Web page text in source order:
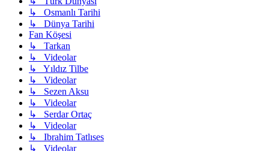
↳ Osmanlı Tarihi
↳ Dünya Tarihi
Fan Köşesi
↳ Tarkan
↳ Videolar
↳ Yıldız Tilbe
↳ Videolar
↳ Sezen Aksu
↳ Videolar
↳ Serdar Ortaç
↳ Videolar
↳ Ibrahim Tatlıses
↳ Videolar